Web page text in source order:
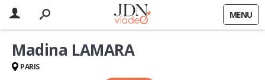
MENU
Madina LAMARA
PARIS